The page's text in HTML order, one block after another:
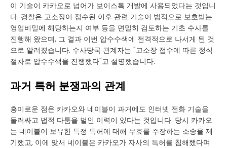
이 기술이 카카오로 넘어가 보이스톡 개발에 사용되었다는 것입니
다. 경찰은 고소장이 접수된 이후 관련 기술이 법적으로 보호받는
영업비밀에 해당하는지 여부 등을 면밀히 검토하는 기초 수사를
진행해 왔으며, 그 결과 이번 압수수색에 전격적으로 나서게 된 것
으로 알려졌습니다. 수사당국 관계자는 "고소장 접수에 따른 정식
절차로 압수수색을 진행했다"고 설명했습니다.
과거 특허 분쟁과의 관계
흥미로운 점은 카카오와 네이블이 과거에도 인터넷 전화 기술을
둘러싸고 법적 다툼을 벌인 이력이 있다는 것입니다. 당시 카카오
는 네이블이 보유한 특정 특허에 대해 무효를 주장하는 소송을 제
기했고, 이에 맞서 네이블은 카카오가 자사의 특허를 침해했다며